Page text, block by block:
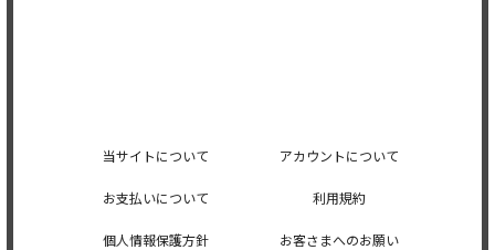
当サイトについて アカウントについて
お支払いについて 利用規約
個人情報保護方針 お客さまへのお願い